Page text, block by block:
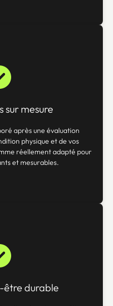
sur mesure
après une évaluation
physique et de vos
réellement adapté pour
et mesurables.
être durable